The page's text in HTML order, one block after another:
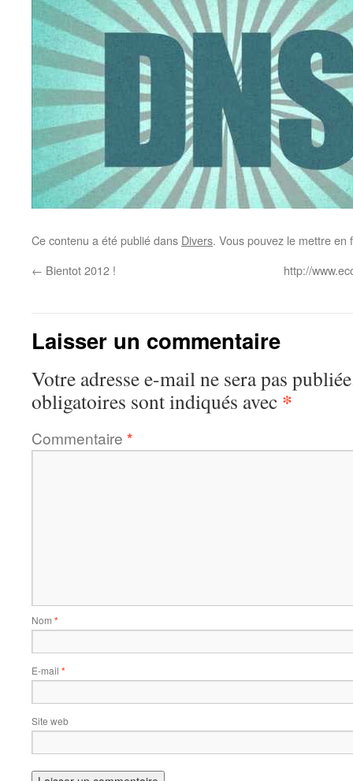
Ce contenu a été publié dans Divers. Vous pouvez le mettre
← Bientot 2012 ! http://
Laisser un commentaire
Votre adresse e-mail ne sera pas
obligatoires sont indiqués avec *
Commentaire *
Nom *
E-mail *
Site web